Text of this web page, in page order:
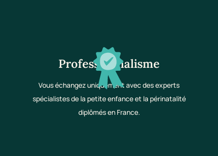
Professionnalisme
Vous échangez uniquement avec des experts
spécialistes de la petite enfance et la périnatalité
diplômés en France.